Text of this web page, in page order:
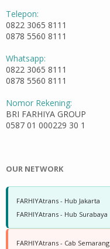
Telepon:
0822 3065 8111
0878 5560 8111
Whatsapp:
0822 3065 8111
0878 5560 8111
Nomor Rekening:
BRI FARHIYA GROUP
0587 01 000229 30 1
OUR NETWORK
FARHIYAtrans - Hub Jakarta
FARHIYAtrans - Hub Surabaya
FARHIYAtrans - Cab Semarang